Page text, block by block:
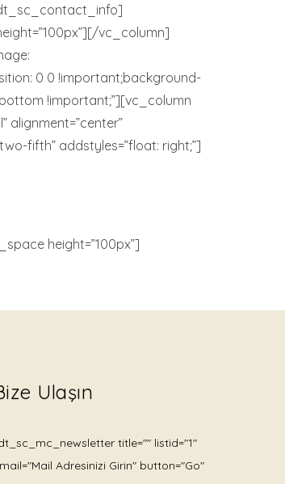
dt_sc_contact_info]
vc_column]
0 0 !important;background-
!important;”][vc_column
alignment=”center”
fifth” addstyles=”float: right;”]
height=”100px”]
Ulaşın
title="" listid="1"
Adresinizi Girin" button="Go"